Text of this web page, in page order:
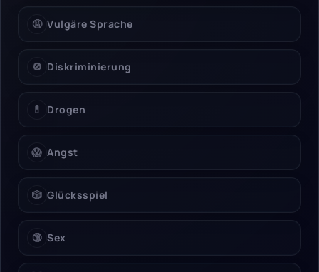
🤬 Vulgäre Sprache
🚫 Diskriminierung
💊 Drogen
😱 Angst
🎲 Glücksspiel
🔞 Sex